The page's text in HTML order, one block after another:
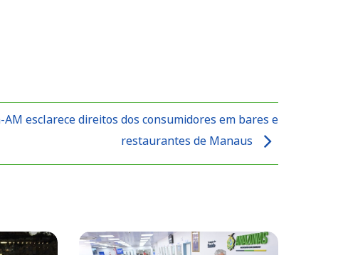
AM esclarece direitos dos consumidores em bares e
restaurantes de Manaus